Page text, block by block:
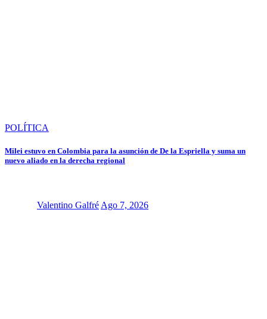
POLÍTICA
Milei estuvo en Colombia para la asunción de De la Espriella y suma un
nuevo aliado en la derecha regional
Valentino GalfréAgo 7, 2026